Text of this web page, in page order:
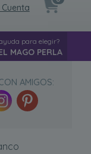
para elegir?
MAGO PERLA
AMIGOS: